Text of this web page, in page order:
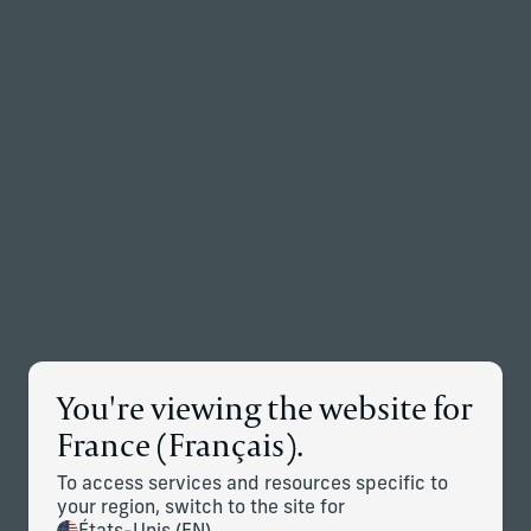
You're viewing the website for
France (Français).
To access services and resources specific to
your region, switch to the site for
Corient Acquiert Northeast
Financial Consultants, un Bureau
de Multi-Family Office du